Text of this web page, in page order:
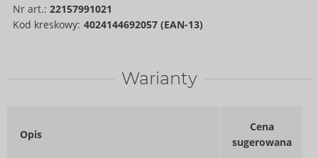
Nr art.: 22157991021
Kod kreskowy: 4024144692057 (EAN-13)
Warianty
Opis
Cena
sugerowana